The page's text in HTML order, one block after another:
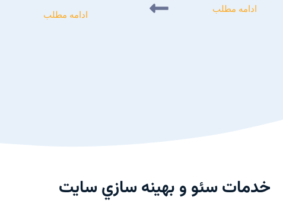
ادامه مطلب
ادامه مطلب
خدمات سئو و بهينه سازي سايت